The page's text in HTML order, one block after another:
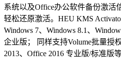
系统以及Office办公软件备份激活
轻松还原激活。HEU KMS
Windows 7、Windows 8.1、
企业版； 同样支持Volume批量授
2013、Office 2016 专业版/标准版